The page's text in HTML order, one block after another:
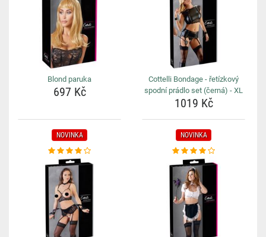
Blond paruka
697 Kč
Cottelli Bondage - řetízkový
spodní prádlo set (černá) - XL
1019 Kč
NOVINKA NOVINKA